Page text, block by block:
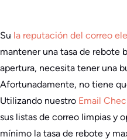
Su la reputación del correo
mantener una tasa de rebote
apertura, necesita tener una
Afortunadamente, no tiene
Utilizando nuestro Email
sus listas de correo limpias y
mínimo la tasa de rebote y